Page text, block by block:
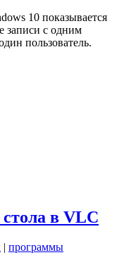
10 показывается
записи с одним
пользователь.
стола в VLC
| программы